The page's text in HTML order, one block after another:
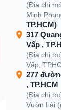
(Địa chỉ
Minh
TP.HCM)
317
Vấp ,
(Địa chỉ
Vấp,
277
, TP.HCM
(Địa chỉ
Vườn Lài